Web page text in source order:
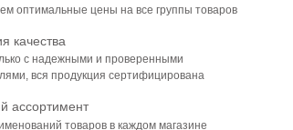
оптимальные цены на все группы товаров
качества
с надежными и проверенными
вся продукция сертифицирована
ассортимент
товаров в каждом магазине